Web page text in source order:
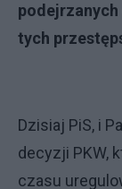
podejrzanych
tych
Dzisiaj PiS, i
decyzji PKW,
czasu